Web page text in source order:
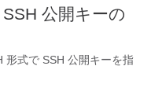
公開キーの
形式で SSH 公開キーを指